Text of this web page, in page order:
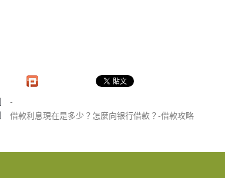
-
借款利息現在是多少？怎麼向银行借款？-借款攻略